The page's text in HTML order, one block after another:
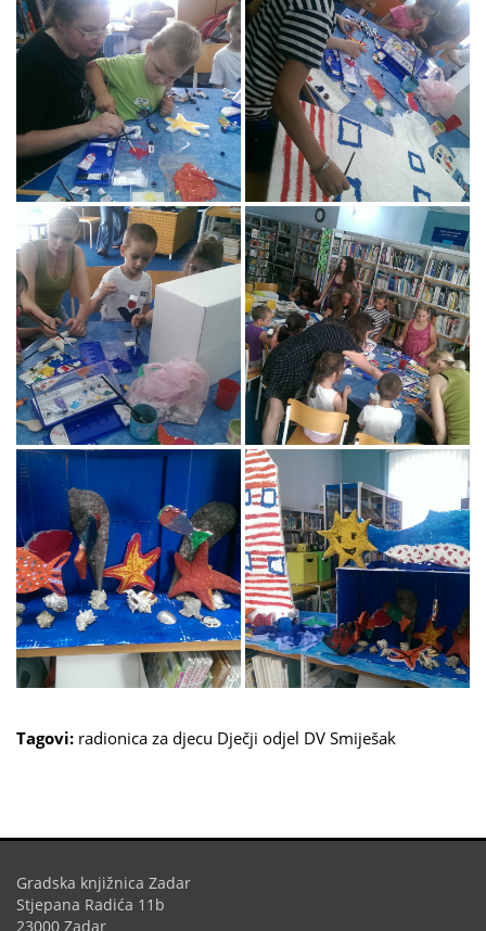
Tagovi: radionica za djecu Dječji odjel DV Smiješak
Gradska knjižnica Zadar
Stjepana Radića 11b
23000 Zadar